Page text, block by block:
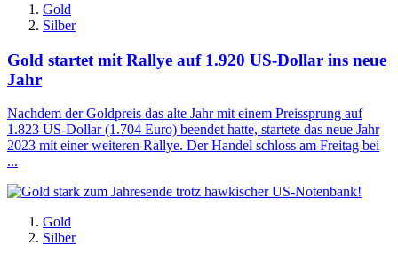
Gold
Silber
Gold startet mit Rallye auf 1.920 US-Dollar ins neue
Jahr
Nachdem der Goldpreis das alte Jahr mit einem Preissprung auf
1.823 US-Dollar (1.704 Euro) beendet hatte, startete das neue Jahr
2023 mit einer weiteren Rallye. Der Handel schloss am Freitag bei
...
Gold
Silber